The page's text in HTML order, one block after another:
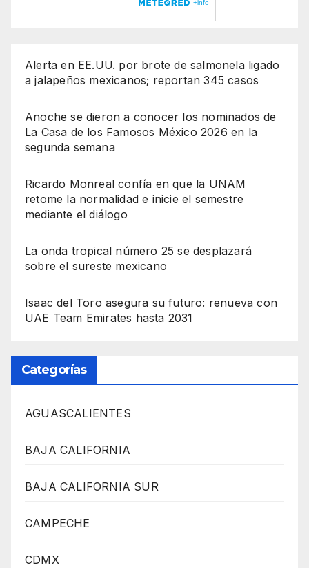
Alerta en EE.UU. por brote de salmonela ligado
a jalapeños mexicanos; reportan 345 casos
Anoche se dieron a conocer los nominados de
La Casa de los Famosos México 2026 en la
segunda semana
Ricardo Monreal confía en que la UNAM
retome la normalidad e inicie el semestre
mediante el diálogo
La onda tropical número 25 se desplazará
sobre el sureste mexicano
Isaac del Toro asegura su futuro: renueva con
UAE Team Emirates hasta 2031
Categorías
AGUASCALIENTES
BAJA CALIFORNIA
BAJA CALIFORNIA SUR
CAMPECHE
CDMX